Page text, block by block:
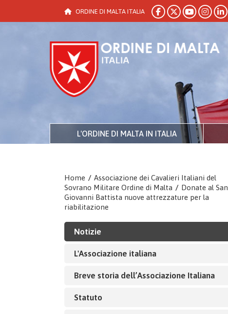
ORDINE DI MALTA ITALIA
L'ORDINE DI MALTA IN ITALIA
Home / Associazione dei Cavalieri Italiani del
Sovrano Militare Ordine di Malta / Donate al San
Giovanni Battista nuove attrezzature per la
riabilitazione
Notizie
L'Associazione italiana
Breve storia dell’Associazione Italiana
Statuto